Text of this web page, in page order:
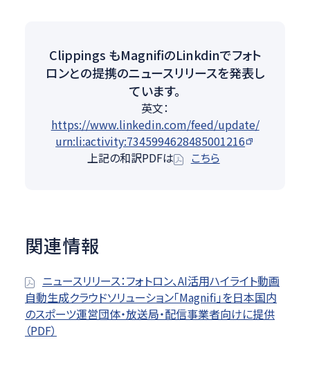
Clippings もMagnifiのLinkdinでフォト
ロンとの提携のニュースリリースを発表し
ています。
英文：
https://www.linkedin.com/feed/update/
urn:li:activity:7345994628485001216
上記の和訳PDFは こちら
関連情報
ニュースリリース：フォトロン、AI活用ハイライト動画
自動生成クラウドソリューション「Magnifi」を日本国内
のスポーツ運営団体・放送局・配信事業者向けに提供
（PDF）